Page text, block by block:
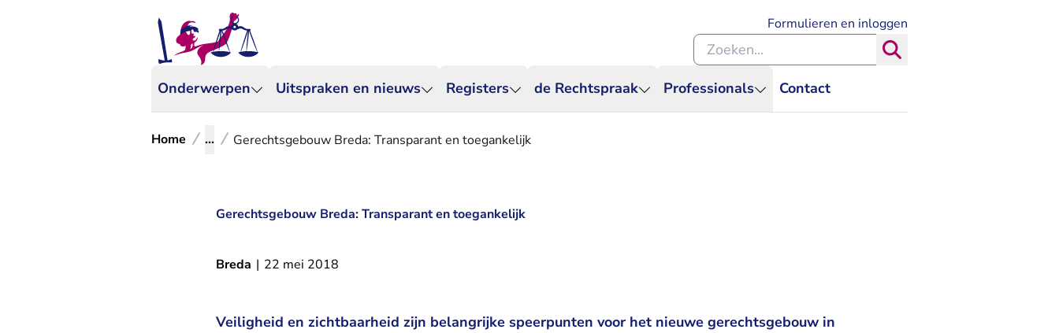
Onderwerpen Uitspraken en nieuws Registers de Rechtspraak Professionals Contact
Formulieren en inloggen
Zoeken binnen de Rechtspraak
Home ... Gerechtsgebouw Breda: Transparant en toegankelijk
Gerechtsgebouw Breda: Transparant en toegankelijk
Breda | 22 mei 2018
Veiligheid en zichtbaarheid zijn belangrijke speerpunten voor het nieuwe gerechtsgebouw in